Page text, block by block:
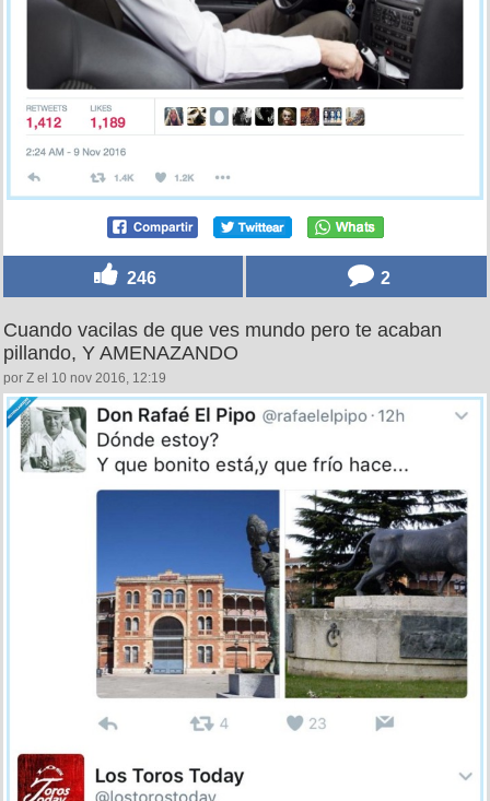
246 2
Cuando vacilas de que ves mundo pero te acaban
pillando, Y AMENAZANDO
por Z el 10 nov 2016, 12:19